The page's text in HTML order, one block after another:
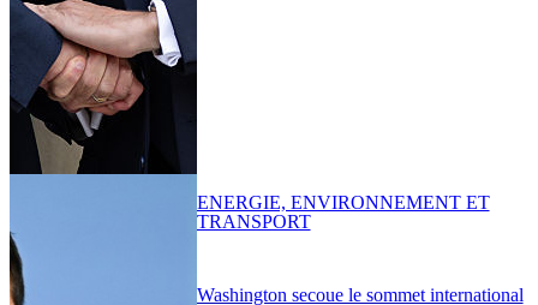
Washington secoue le sommet international
ENERGIE, ENVIRONNEMENT ET
TRANSPORT